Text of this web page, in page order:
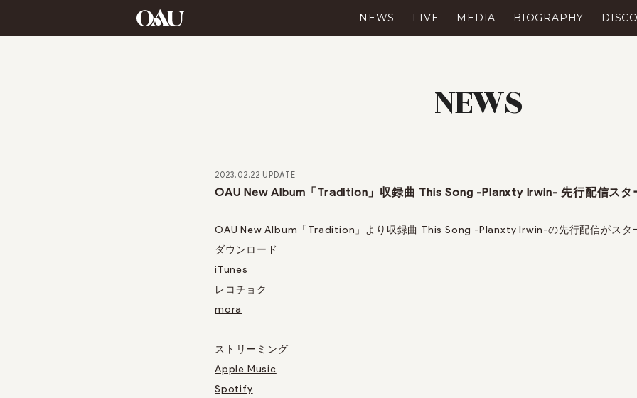
NEWS LIVE MEDIA BIOGRAPHY
NEWS
2023.02.22 UPDATE
OAU New Album「Tradition」収録曲 This Song -Planxty Irwin- 先行配信スタ
OAU New Album「Tradition」より収録曲 This Song -Planxty Irwin-の先行配信がスタ
ダウンロード
iTunes
レコチョク
mora
ストリーミング
Apple Music
Spotify